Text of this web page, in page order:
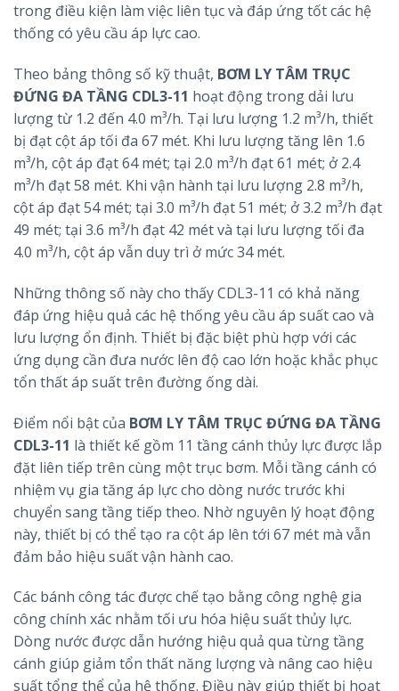
trong điều kiện làm việc liên tục và đáp ứng tốt các hệ
thống có yêu cầu áp lực cao.
Theo bảng thông số kỹ thuật, BƠM LY TÂM TRỤC
ĐỨNG ĐA TẦNG CDL3-11 hoạt động trong dải lưu
lượng từ 1.2 đến 4.0 m³/h. Tại lưu lượng 1.2 m³/h, thiết
bị đạt cột áp tối đa 67 mét. Khi lưu lượng tăng lên 1.6
m³/h, cột áp đạt 64 mét; tại 2.0 m³/h đạt 61 mét; ở 2.4
m³/h đạt 58 mét. Khi vận hành tại lưu lượng 2.8 m³/h,
cột áp đạt 54 mét; tại 3.0 m³/h đạt 51 mét; ở 3.2 m³/h đạt
49 mét; tại 3.6 m³/h đạt 42 mét và tại lưu lượng tối đa
4.0 m³/h, cột áp vẫn duy trì ở mức 34 mét.
Những thông số này cho thấy CDL3-11 có khả năng
đáp ứng hiệu quả các hệ thống yêu cầu áp suất cao và
lưu lượng ổn định. Thiết bị đặc biệt phù hợp với các
ứng dụng cần đưa nước lên độ cao lớn hoặc khắc phục
tổn thất áp suất trên đường ống dài.
Điểm nổi bật của BƠM LY TÂM TRỤC ĐỨNG ĐA TẦNG
CDL3-11 là thiết kế gồm 11 tầng cánh thủy lực được lắp
đặt liên tiếp trên cùng một trục bơm. Mỗi tầng cánh có
nhiệm vụ gia tăng áp lực cho dòng nước trước khi
chuyển sang tầng tiếp theo. Nhờ nguyên lý hoạt động
này, thiết bị có thể tạo ra cột áp lên tới 67 mét mà vẫn
đảm bảo hiệu suất vận hành cao.
Các bánh công tác được chế tạo bằng công nghệ gia
công chính xác nhằm tối ưu hóa hiệu suất thủy lực.
Dòng nước được dẫn hướng hiệu quả qua từng tầng
cánh giúp giảm tổn thất năng lượng và nâng cao hiệu
suất tổng thể của hệ thống. Điều này giúp thiết bị hoạt